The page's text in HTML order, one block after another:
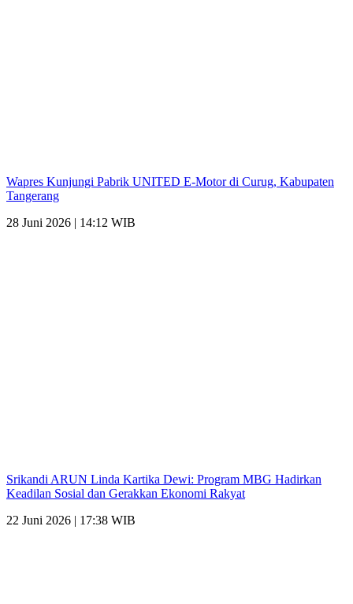
Wapres Kunjungi Pabrik UNITED E-Motor di Curug, Kabupaten
Tangerang
28 Juni 2026 | 14:12 WIB
Srikandi ARUN Linda Kartika Dewi: Program MBG Hadirkan
Keadilan Sosial dan Gerakkan Ekonomi Rakyat
22 Juni 2026 | 17:38 WIB